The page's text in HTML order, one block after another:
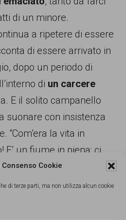
Cookie
di terze parti, ma non utilizza alcun cookie
di un minore.
a ripetere di essere
di essere arrivato in
dopo un periodo di
di un carcere
E il solito campanello
suonare con insistenza
“Com’era la vita in
E’ un fiume in piena: ci
picchiato tutti i giorni
Ci mostra i segni delle
Ci mostra i segni